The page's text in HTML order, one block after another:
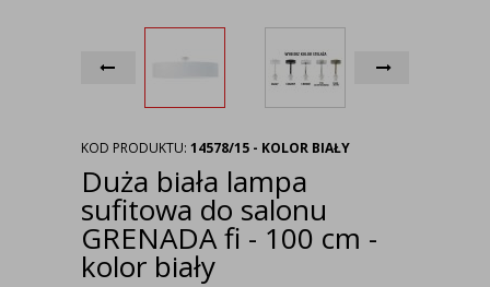
KOD PRODUKTU: 14578/15 - KOLOR BIAŁY
Duża biała lampa
sufitowa do salonu
GRENADA fi - 100 cm -
kolor biały